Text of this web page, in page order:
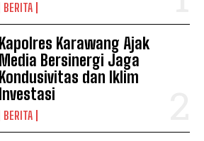
BERITA
Kapolres Karawang Ajak
Media Bersinergi Jaga
Kondusivitas dan Iklim
Investasi
BERITA